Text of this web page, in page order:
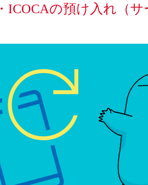
・ICOCAの預け入れ（